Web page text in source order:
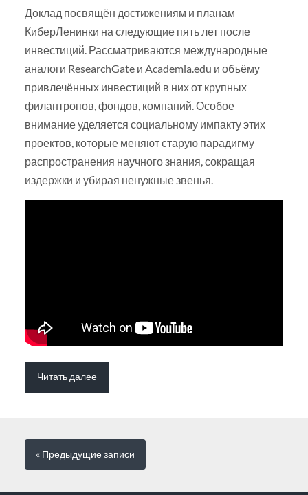
Доклад посвящён достижениям и планам
КиберЛенинки на следующие пять лет после
инвестиций. Рассматриваются международные
аналоги ResearchGate и Academia.edu и объёму
привлечённых инвестиций в них от крупных
филантропов, фондов, компаний. Особое
внимание уделяется социальному импакту этих
проектов, которые меняют старую парадигму
распространения научного знания, сокращая
издержки и убирая ненужные звенья.
Читать далее
« Предыдущиезаписи